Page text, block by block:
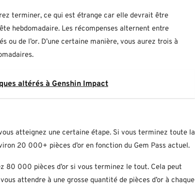
terminer, ce qui est étrange car elle devrait être
hebdomadaire. Les récompenses alternent entre
ou de l’or. D’une certaine manière, vous aurez trois à
altérés à Genshin Impact
atteignez une certaine étape. Si vous terminez toute la
20 000+ pièces d’or en fonction du Gem Pass actuel.
80 000 pièces d’or si vous terminez le tout. Cela peut
attendre à une grosse quantité de pièces d’or à chaque